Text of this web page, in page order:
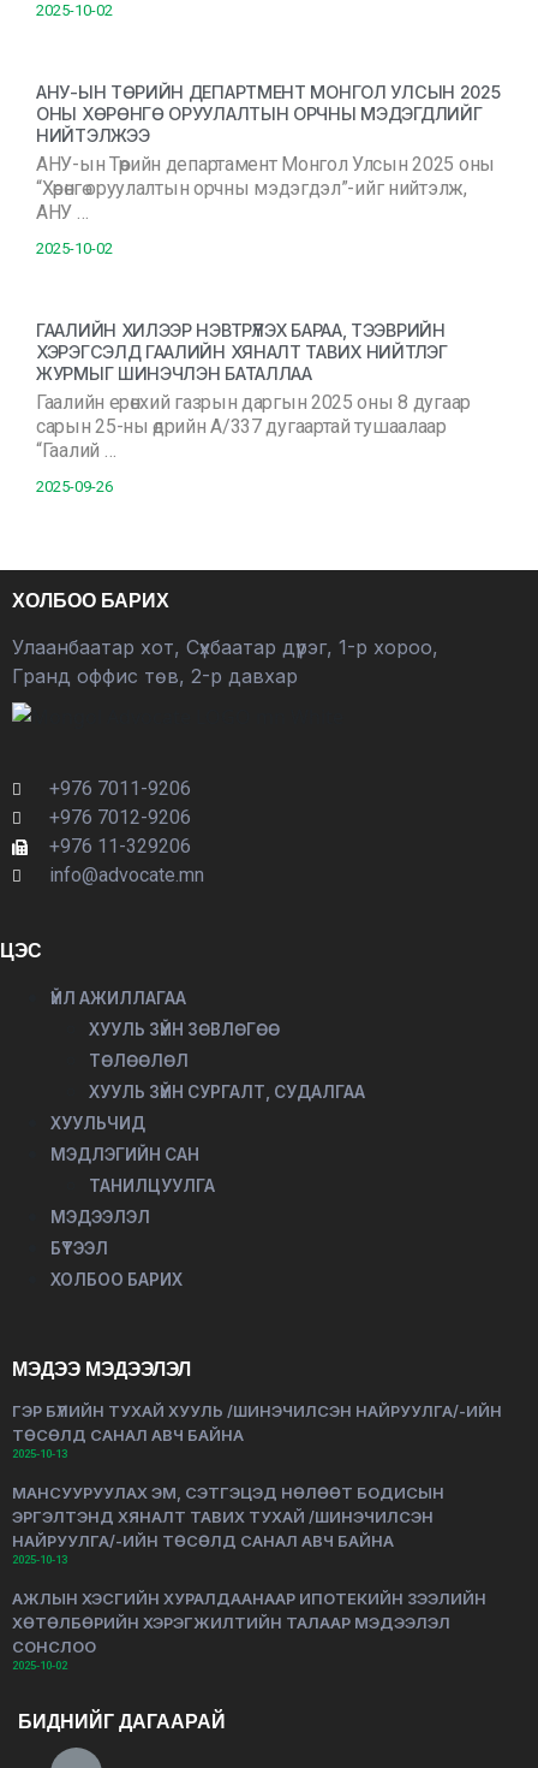
2025-10-02
АНУ-ЫН ТӨРИЙН ДЕПАРТМЕНТ МОНГОЛ УЛСЫН 2025
ОНЫ ХӨРӨНГӨ ОРУУЛАЛТЫН ОРЧНЫ МЭДЭГДЛИЙГ
НИЙТЭЛЖЭЭ
АНУ-ын Төрийн департамент Монгол Улсын 2025 оны
“Хөрөнгө оруулалтын орчны мэдэгдэл”-ийг нийтэлж,
АНУ …
2025-10-02
ГААЛИЙН ХИЛЭЭР НЭВТРҮҮЛЭХ БАРАА, ТЭЭВРИЙН
ХЭРЭГСЭЛД ГААЛИЙН ХЯНАЛТ ТАВИХ НИЙТЛЭГ
ЖУРМЫГ ШИНЭЧЛЭН БАТАЛЛАА
Гаалийн ерөнхий газрын даргын 2025 оны 8 дугаар
сарын 25-ны өдрийн А/337 дугаартай тушаалаар
“Гаалий …
2025-09-26
ХОЛБОО БАРИХ
Улаанбаатар хот, Сүхбаатар дүүрэг, 1-р хороо,
Гранд оффис төв, 2-р давхар
+976 7011-9206
+976 7012-9206
+976 11-329206
info@advocate.mn
ЦЭС
ҮЙЛ АЖИЛЛАГАА
ХУУЛЬ ЗҮЙН ЗӨВЛӨГӨӨ
ТӨЛӨӨЛӨЛ
ХУУЛЬ ЗҮЙН СУРГАЛТ, СУДАЛГАА
ХУУЛЬЧИД
МЭДЛЭГИЙН САН
ТАНИЛЦУУЛГА
МЭДЭЭЛЭЛ
БҮТЭЭЛ
ХОЛБОО БАРИХ
МЭДЭЭ МЭДЭЭЛЭЛ
ГЭР БҮЛИЙН ТУХАЙ ХУУЛЬ /ШИНЭЧИЛСЭН НАЙРУУЛГА/-ИЙН
ТӨСӨЛД САНАЛ АВЧ БАЙНА
2025-10-13
МАНСУУРУУЛАХ ЭМ, СЭТГЭЦЭД НӨЛӨӨТ БОДИСЫН
ЭРГЭЛТЭНД ХЯНАЛТ ТАВИХ ТУХАЙ /ШИНЭЧИЛСЭН
НАЙРУУЛГА/-ИЙН ТӨСӨЛД САНАЛ АВЧ БАЙНА
2025-10-13
АЖЛЫН ХЭСГИЙН ХУРАЛДААНААР ИПОТЕКИЙН ЗЭЭЛИЙН
ХӨТӨЛБӨРИЙН ХЭРЭГЖИЛТИЙН ТАЛААР МЭДЭЭЛЭЛ
СОНСЛОО
2025-10-02
БИДНИЙГ ДАГААРАЙ